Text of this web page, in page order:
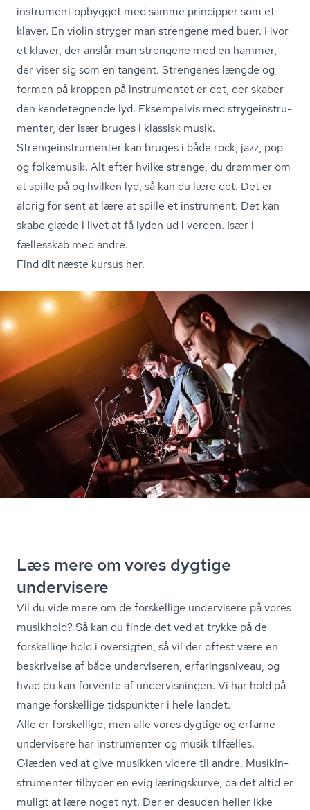
in­stru­ment opbygget med samme principper som et
klaver. En violin stryger man strengene med buer. Hvor
et klaver, der anslår man strengene med en hammer,
der viser sig som en tangent. Strengenes længde og
formen på kroppen på instrumentet er det, der skaber
den kendetegnende lyd. Eksempelvis med stry­ge­in­stru­
men­ter, der især bruges i klassisk musik.
Stren­ge­in­stru­men­ter kan bruges i både rock, jazz, pop
og folkemusik. Alt efter hvilke strenge, du drømmer om
at spille på og hvilken lyd, så kan du lære det. Det er
aldrig for sent at lære at spille et instrument. Det kan
skabe glæde i livet at få lyden ud i verden. Især i
fællesskab med andre.
Find dit næste kursus her.
Læs mere om vores dygtige
undervisere
Vil du vide mere om de forskellige undervisere på vores
musikhold? Så kan du finde det ved at trykke på de
forskellige hold i oversigten, så vil der oftest være en
beskrivelse af både underviseren, er­fa­rings­ni­veau, og
hvad du kan forvente af undervisningen. Vi har hold på
mange forskellige tidspunkter i hele landet.
Alle er forskellige, men alle vores dygtige og erfarne
undervisere har instrumenter og musik tilfælles.
Glæden ved at give musikken videre til andre. Mu­sikin­
stru­men­ter tilbyder en evig læringskurve, da det altid er
muligt at lære noget nyt. Der er desuden heller ikke